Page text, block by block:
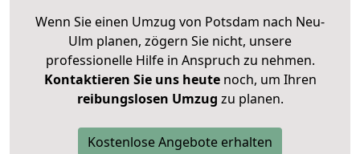
Wenn Sie einen Umzug von Potsdam nach Neu-
Ulm planen, zögern Sie nicht, unsere
professionelle Hilfe in Anspruch zu nehmen.
Kontaktieren Sie uns heutenoch, um Ihren
reibungslosen Umzug zu planen.
Kostenlose Angebote erhalten